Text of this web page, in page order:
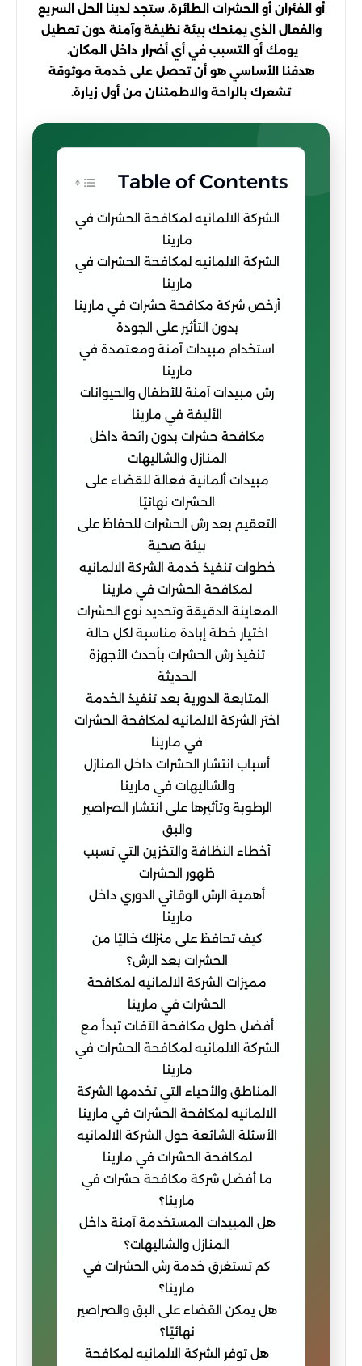
أو الفئران أو الحشرات الطائرة، ستجد لدينا الحل السريع
والفعال الذي يمنحك بيئة نظيفة وآمنة دون تعطيل
يومك أو التسبب في أي أضرار داخل المكان.
هدفنا الأساسي هو أن تحصل على خدمة موثوقة
تشعرك بالراحة والاطمئنان من أول زيارة.
Table of Contents
الشركة الالمانيه لمكافحة الحشرات في
مارينا
الشركة الالمانيه لمكافحة الحشرات في
مارينا
أرخص شركة مكافحة حشرات في مارينا
بدون التأثير على الجودة
استخدام مبيدات آمنة ومعتمدة في
مارينا
رش مبيدات آمنة للأطفال والحيوانات
الأليفة في مارينا
مكافحة حشرات بدون رائحة داخل
المنازل والشاليهات
مبيدات ألمانية فعالة للقضاء على
الحشرات نهائيًا
التعقيم بعد رش الحشرات للحفاظ على
بيئة صحية
خطوات تنفيذ خدمة الشركة الالمانيه
لمكافحة الحشرات في مارينا
المعاينة الدقيقة وتحديد نوع الحشرات
اختيار خطة إبادة مناسبة لكل حالة
تنفيذ رش الحشرات بأحدث الأجهزة
الحديثة
المتابعة الدورية بعد تنفيذ الخدمة
اختر الشركة الالمانيه لمكافحة الحشرات
في مارينا
أسباب انتشار الحشرات داخل المنازل
والشاليهات في مارينا
الرطوبة وتأثيرها على انتشار الصراصير
والبق
أخطاء النظافة والتخزين التي تسبب
ظهور الحشرات
أهمية الرش الوقائي الدوري داخل
مارينا
كيف تحافظ على منزلك خاليًا من
الحشرات بعد الرش؟
مميزات الشركة الالمانيه لمكافحة
الحشرات في مارينا
أفضل حلول مكافحة الآفات تبدأ مع
الشركة الالمانيه لمكافحة الحشرات في
مارينا
المناطق والأحياء التي تخدمها الشركة
الالمانيه لمكافحة الحشرات في مارينا
الأسئلة الشائعة حول الشركة الالمانيه
لمكافحة الحشرات في مارينا
ما أفضل شركة مكافحة حشرات في
مارينا؟
هل المبيدات المستخدمة آمنة داخل
المنازل والشاليهات؟
كم تستغرق خدمة رش الحشرات في
مارينا؟
هل يمكن القضاء على البق والصراصير
نهائيًا؟
هل توفر الشركة الالمانيه لمكافحة